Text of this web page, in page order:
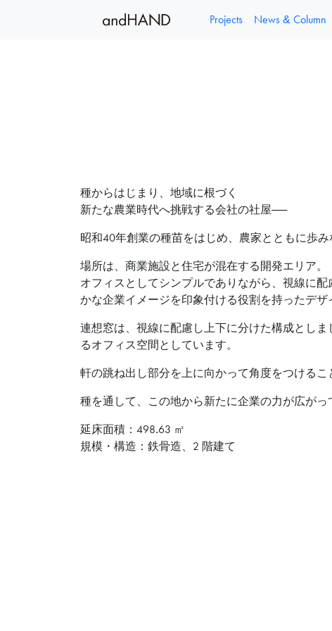
Projects News & Column
種からはじまり、地域に根づく
新たな農業時代へ挑戦する会社の社屋──
昭和40年創業の種苗をはじめ、農家とともに歩
場所は、商業施設と住宅が混在する開発エリア。
オフィスとしてシンプルでありながら、視線に
かな企業イメージを印象付ける役割を持ったデザ
連想窓は、視線に配慮し上下に分けた構成とし
るオフィス空間としています。
軒の跳ね出し部分を上に向かって角度をつける
種を通して、この地から新たに企業の力が広が
延床面積：498.63 ㎡
規模・構造：鉄骨造、2 階建て